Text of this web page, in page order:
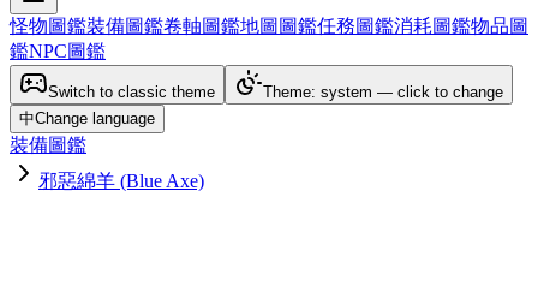
怪物圖鑑裝備圖鑑卷軸圖鑑地圖圖鑑任務圖鑑消耗圖鑑物品圖
鑑NPC圖鑑
Switch to classic theme
Theme: system — click to change
中Change language
裝備圖鑑
邪惡綿羊 (Blue Axe)